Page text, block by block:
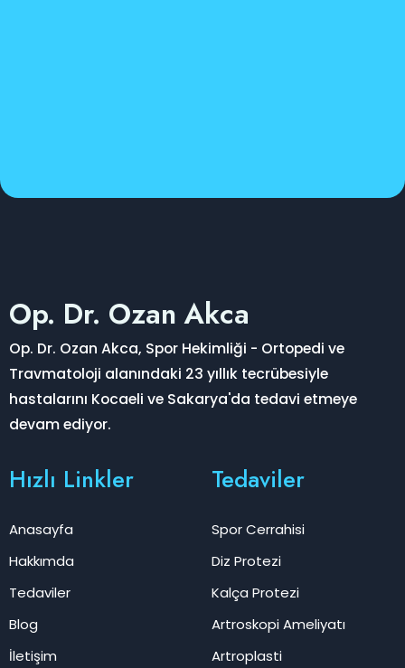
Op. Dr. Ozan Akca
Op. Dr. Ozan Akca, Spor Hekimliği - Ortopedi ve
Travmatoloji alanındaki 23 yıllık tecrübesiyle
hastalarını Kocaeli ve Sakarya'da tedavi etmeye
devam ediyor.
Hızlı Linkler
Anasayfa
Hakkımda
Tedaviler
Blog
İletişim
Tedaviler
Spor Cerrahisi
Diz Protezi
Kalça Protezi
Artroskopi Ameliyatı
Artroplasti